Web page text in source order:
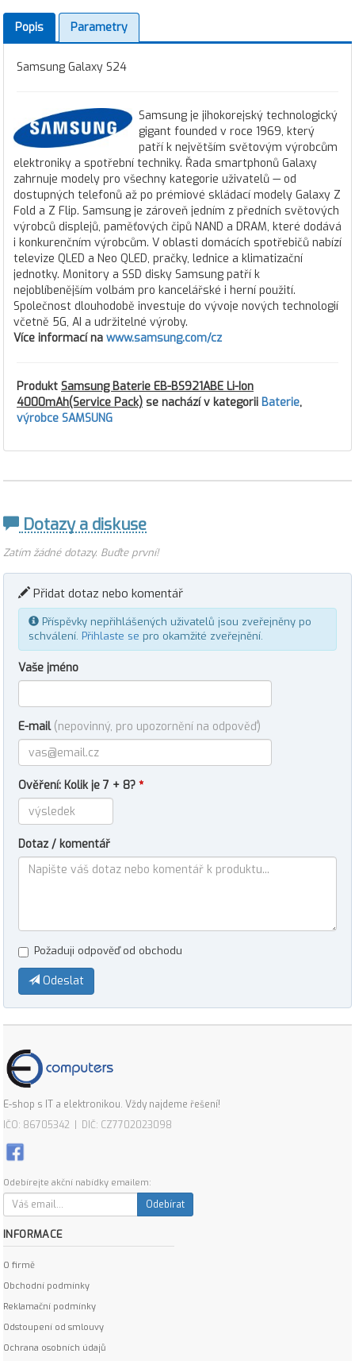
Popis Parametry
Samsung Galaxy S24
Samsung je jihokorejský technologický
gigant founded v roce 1969, který
patří k největším světovým výrobcům
elektroniky a spotřební techniky. Řada smartphonů Galaxy
zahrnuje modely pro všechny kategorie uživatelů — od
dostupných telefonů až po prémiové skládací modely Galaxy Z
Fold a Z Flip. Samsung je zároveň jedním z předních světových
výrobců displejů, paměťových čipů NAND a DRAM, které dodává
i konkurenčním výrobcům. V oblasti domácích spotřebičů nabízí
televize QLED a Neo QLED, pračky, lednice a klimatizační
jednotky. Monitory a SSD disky Samsung patří k
nejoblíbenějším volbám pro kancelářské i herní použití.
Společnost dlouhodobě investuje do vývoje nových technologií
včetně 5G, AI a udržitelné výroby.
Více informací na www.samsung.com/cz
Produkt Samsung Baterie EB-BS921ABE Li-Ion
4000mAh(Service Pack) se nachází v kategorii Baterie,
výrobce SAMSUNG
Dotazy a diskuse
Zatím žádné dotazy. Buďte první!
Přidat dotaz nebo komentář
Příspěvky nepřihlášených uživatelů jsou zveřejněny po
schválení. Přihlaste se pro okamžité zveřejnění.
Vaše jméno
E-mail (nepovinný, pro upozornění na odpověď)
Ověření: Kolik je 7 + 8? *
Dotaz / komentář
Požaduji odpověď od obchodu
Odeslat
E-shop s IT a elektronikou. Vždy najdeme řešení!
IČO: 86705342 | DIČ: CZ7702023098
Odebírejte akční nabídky emailem:
Odebírat
INFORMACE
O firmě
Obchodní podmínky
Reklamační podmínky
Odstoupení od smlouvy
Ochrana osobních údajů